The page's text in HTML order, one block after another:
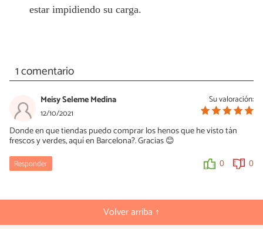
estar impidiendo su carga.
1 comentario
Su valoración:
Meisy Seleme Medina
12/10/2021
Donde en que tiendas puedo comprar los henos que he visto tán
frescos y verdes, aquí en Barcelona?. Gracias 😊
Responder 0 0
Volver arriba ↑